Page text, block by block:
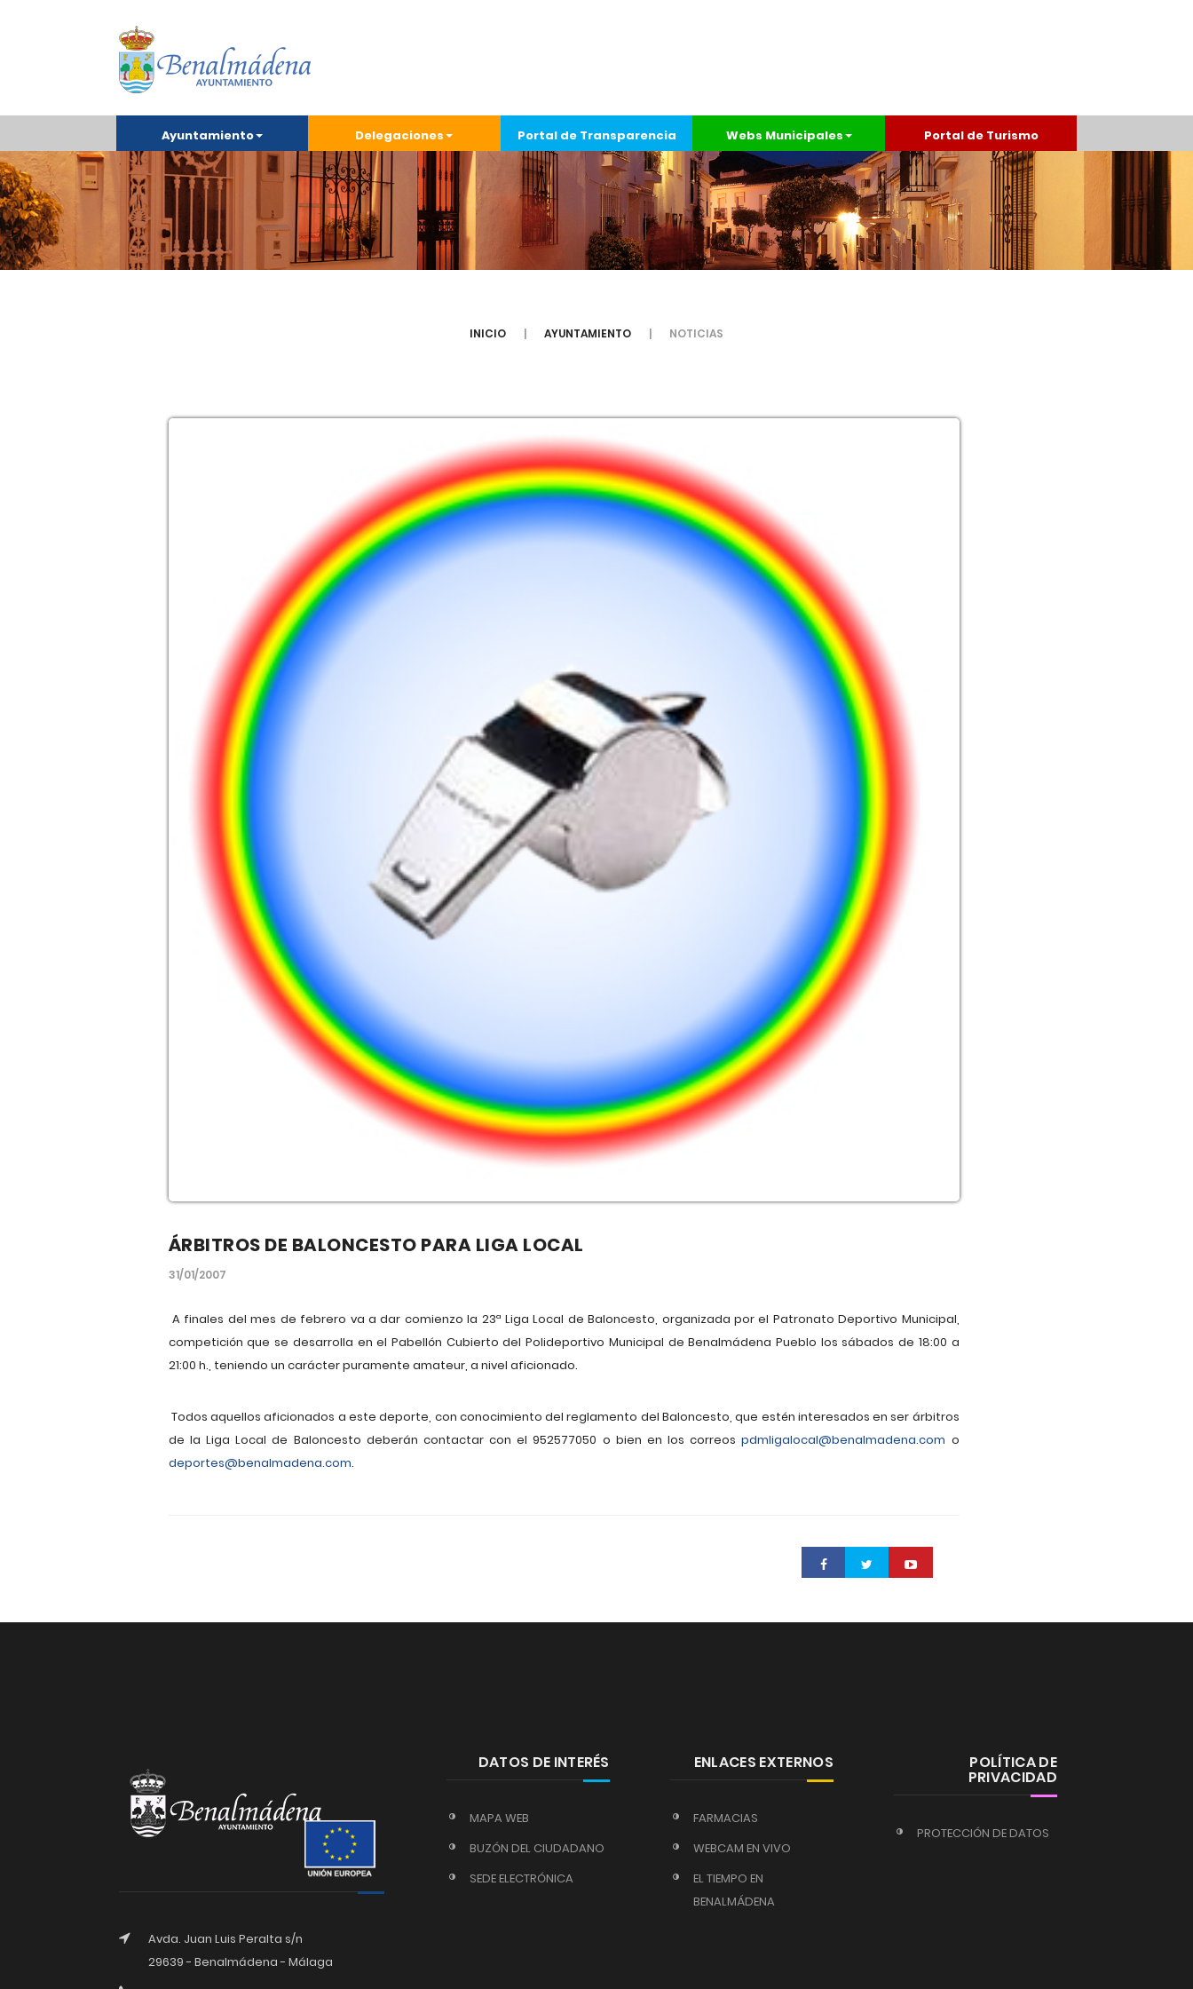
Ayuntamiento Delegaciones Portal de Transparencia Webs Municipales Portal de Turismo
INICIO AYUNTAMIENTO NOTICIAS
ÁRBITROS DE BALONCESTO PARA LIGA LOCAL
31/01/2007
A finales del mes de febrero va a dar comienzo la 23ª Liga Local de Baloncesto, organizada por el Patronato Deportivo Municipal,
competición que se desarrolla en el Pabellón Cubierto del Polideportivo Municipal de Benalmádena Pueblo los sábados de 18:00 a
21:00 h., teniendo un carácter puramente amateur, a nivel aficionado.
Todos aquellos aficionados a este deporte, con conocimiento del reglamento del Baloncesto, que estén interesados en ser árbitros
de la Liga Local de Baloncesto deberán contactar con el 952577050 o bien en los correospdmligalocal@benalmadena.com o
deportes@benalmadena.com.
Avda. Juan Luis Peralta s/n
29639 - Benalmádena - Málaga
DATOS DE INTERÉS
MAPA WEB
BUZÓN DEL CIUDADANO
SEDE ELECTRÓNICA
ENLACES EXTERNOS
FARMACIAS
WEBCAM EN VIVO
EL TIEMPO EN
BENALMÁDENA
POLÍTICA DE
PRIVACIDAD
PROTECCIÓN DE DATOS